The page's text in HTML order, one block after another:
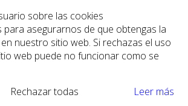
sobre las cookies
para asegurarnos de que obtengas la
nuestro sitio web. Si rechazas el uso
web puede no funcionar como se
Rechazar todas
Leer más